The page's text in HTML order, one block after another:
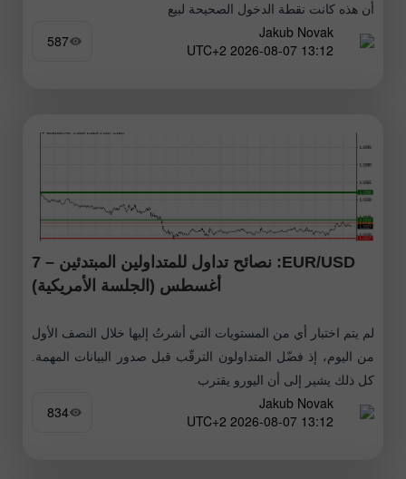
أن هذه كانت نقطة الدخول الصحيحة لبيع
Jakub Novak
13:12 2026-08-07 UTC+2
587
EUR/USD: نصائح تداول للمتداولين المبتدئين – 7
أغسطس (الجلسة الأمريكية)
لم يتم اختبار أي من المستويات التي أشرتُ إليها خلال النصف الأول
من اليوم، إذ فضّل المتداولون الترقّب قبل صدور البيانات المهمة.
كل ذلك يشير إلى أن اليورو يقترب
Jakub Novak
13:12 2026-08-07 UTC+2
834